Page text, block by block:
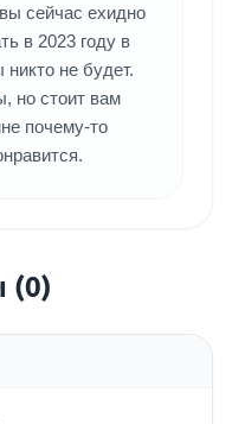
сейчас ехидно
в 2023 году в
не будет.
но стоит вам
почему-то
(0)